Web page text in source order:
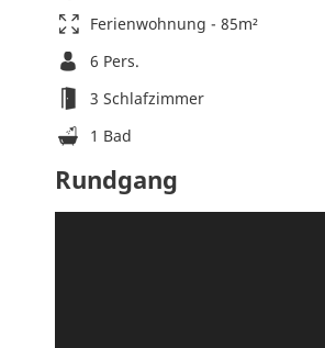
Ferienwohnung - 85m²
6 Pers.
3 Schlafzimmer
1 Bad
Rundgang